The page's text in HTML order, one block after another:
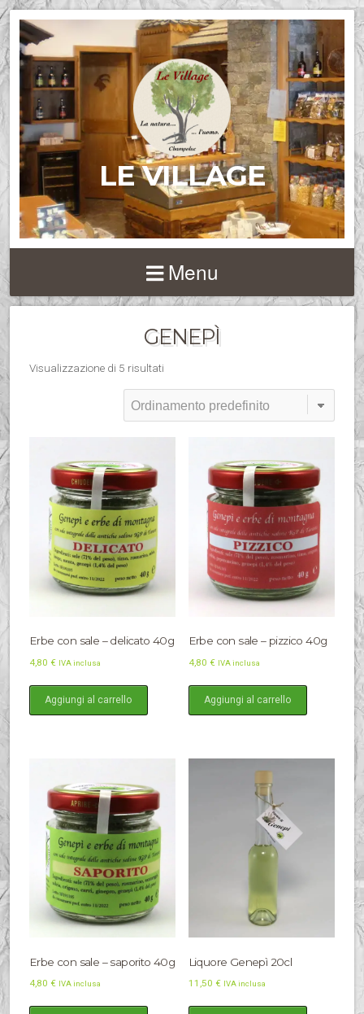
LE VILLAGE
Menu
GENEPÌ
Visualizzazione di 5 risultati
Erbe con sale – delicato 40g
4,80 € IVA inclusa
Aggiungi al carrello
Erbe con sale – pizzico 40g
4,80 € IVA inclusa
Aggiungi al carrello
Erbe con sale – saporito 40g
4,80 € IVA inclusa
Liquore Genepì 20cl
11,50 € IVA inclusa